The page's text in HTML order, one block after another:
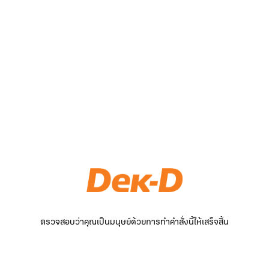
ตรวจสอบว่าคุณเป็นมนุษย์ด้วยการทำคำสั่งนี้ให้เสร็จสิ้น